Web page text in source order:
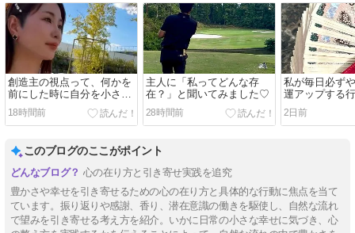
創造主の視点って、何かを
前にした時に自分を小さく
しないこと
18時間前
主人に「私ってどんな存
在？」と聞いてみました♡
28時間前
私が毎日必ず
運アップする
分かっていて
えないときは？
2日前
このブログのここがポイント
心の在り方と引き寄せ実践を追究
豊かさや幸せを引き寄せるための心の在り方と具体的な行動に焦点を当て
ています。振り返りや感謝、香り、潜在意識の働きを駆使し、自然な流れ
で望みを引き寄せる考え方を紹介。いかに日常の小さな幸せに気づき、心